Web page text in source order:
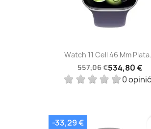
Watch 11 Cell 46 Mm
557,06 €534,80 €
0
-33,29 €